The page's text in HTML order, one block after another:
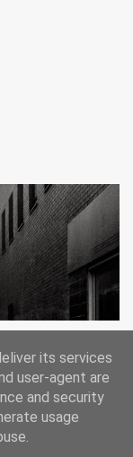
its services
user-agent are
and security
usage